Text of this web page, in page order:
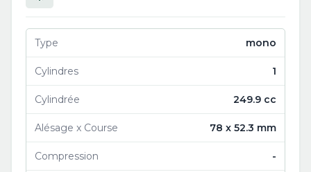
Type mono
Cylindres 1
Cylindrée 249.9 cc
Alésage x Course 78 x 52.3 mm
Compression -